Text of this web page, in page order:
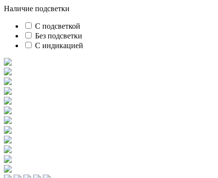
Наличие подсветки
С подсветкой
Без подсветки
С индикацией